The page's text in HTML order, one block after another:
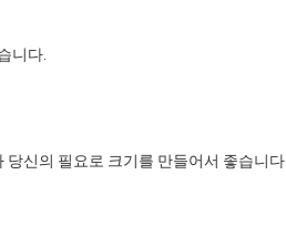
니다.
당신의 필요로 크기를 만들어서 좋습니다